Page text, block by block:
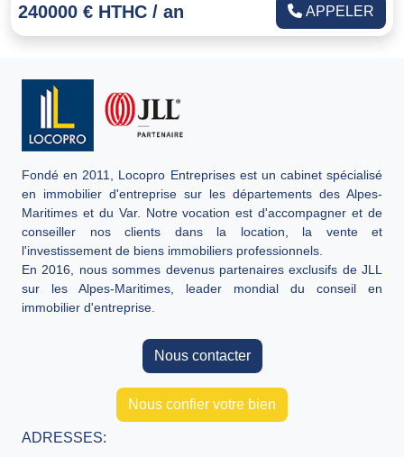
240000 € HTHC / an APPELER
Fondé en 2011, Locopro Entreprises est un cabinet spécialisé
en immobilier d'entreprise sur les départements des Alpes-
Maritimes et du Var. Notre vocation est d'accompagner et de
conseiller nos clients dans la location, la vente et
l'investissement de biens immobiliers professionnels.
En 2016, nous sommes devenus partenaires exclusifs de JLL
sur les Alpes-Maritimes, leader mondial du conseil en
immobilier d'entreprise.
Nous contacter
Nous confier votre bien
ADRESSES: